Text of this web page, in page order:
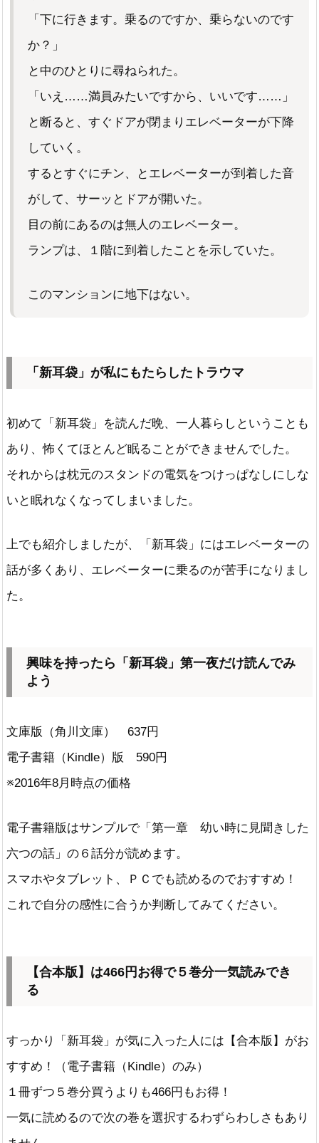
「下に行きます。乗るのですか、乗らないのです
か？」
と中のひとりに尋ねられた。
「いえ……満員みたいですから、いいです……」
と断ると、すぐドアが閉まりエレベーターが下降
していく。
するとすぐにチン、とエレベーターが到着した音
がして、サーッとドアが開いた。
目の前にあるのは無人のエレベーター。
ランプは、１階に到着したことを示していた。
このマンションに地下はない。
「新耳袋」が私にもたらしたトラウマ
初めて「新耳袋」を読んだ晩、一人暮らしということも
あり、怖くてほとんど眠ることができませんでした。
それからは枕元のスタンドの電気をつけっぱなしにしな
いと眠れなくなってしまいました。
上でも紹介しましたが、「新耳袋」にはエレベーターの
話が多くあり、エレベーターに乗るのが苦手になりまし
た。
興味を持ったら「新耳袋」第一夜だけ読んでみ
よう
文庫版（角川文庫） 637円
電子書籍（Kindle）版 590円
※2016年8月時点の価格
電子書籍版はサンプルで「第一章 幼い時に見聞きした
六つの話」の６話分が読めます。
スマホやタブレット、ＰＣでも読めるのでおすすめ！
これで自分の感性に合うか判断してみてください。
【合本版】は466円お得で５巻分一気読みでき
る
すっかり「新耳袋」が気に入った人には【合本版】がお
すすめ！（電子書籍（Kindle）のみ）
１冊ずつ５巻分買うよりも466円もお得！
一気に読めるので次の巻を選択するわずらわしさもあり